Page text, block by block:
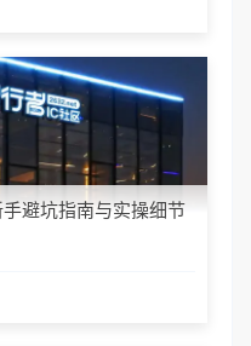
避坑指南与实操细节